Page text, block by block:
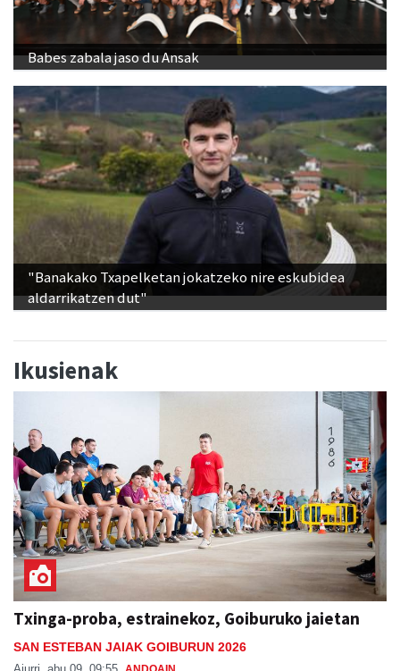
Babes zabala jaso du Ansak
"Banakako Txapelketan jokatzeko nire eskubidea
aldarrikatzen dut"
Ikusienak
Txinga-proba, estrainekoz, Goiburuko jaietan
SAN ESTEBAN JAIAK GOIBURUN 2026